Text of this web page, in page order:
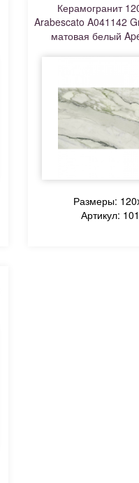
Керамогранит
Arabescato A041142
матовая белый
Размеры:
Артикул: